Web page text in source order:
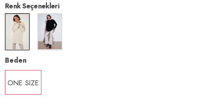
Renk Seçenekleri
Beden
ONE SIZE